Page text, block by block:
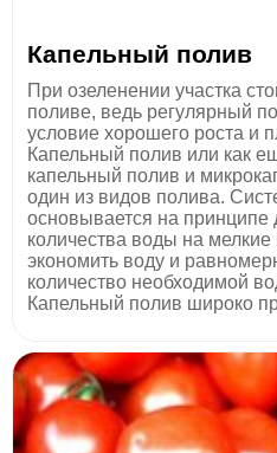
Капельный полив
При озеленении участка
поливе, ведь регулярный
условие хорошего роста и
Капельный полив или как
капельный полив и
один из видов полива.
основывается на принципе
количества воды на мелкие
экономить воду и
количество необходимой
Капельный полив широко